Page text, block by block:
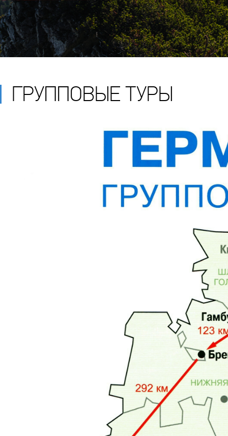
ГРУППОВЫЕ ТУРЫ